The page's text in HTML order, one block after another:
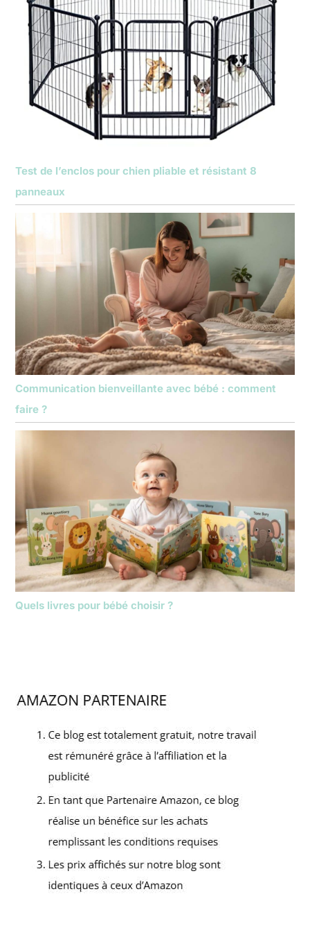
Test de l’enclos pour chien pliable et résistant 8
panneaux
Communication bienveillante avec bébé : comment
faire ?
Quels livres pour bébé choisir ?